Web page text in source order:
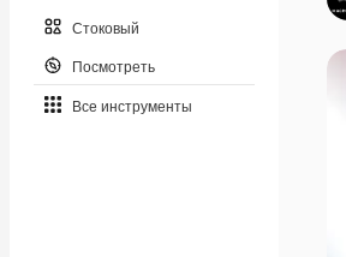
Стоковый
Посмотреть
Все инструменты